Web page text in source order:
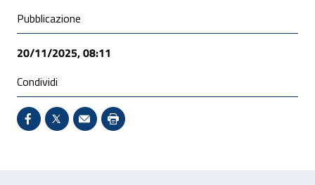
Condivisione social
Pubblicazione
20/11/2025, 08:11
Condividi
Condividi su Facebook - Sito esterno - Apertura in
X - Sito esterno - Apertura in nuova finestra
Invio Mail: apre il programma di posta
Stampa pagina: scelta meno